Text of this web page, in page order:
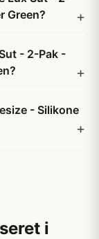
Green?
- 2-Pak -
- Silikone
i